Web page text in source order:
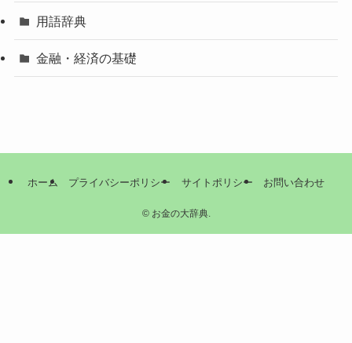
用語辞典
金融・経済の基礎
ホーム プライバシーポリシー サイトポリシー お問い合わせ
©お金の大辞典.